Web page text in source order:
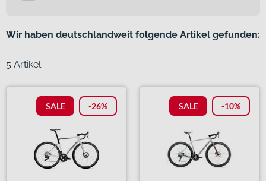
Wir haben deutschlandweit folgende Artikel gefunden:
5 Artikel
SALE -26% SALE -10%